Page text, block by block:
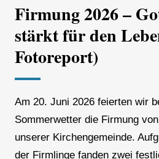
Firmung 2026 –
stärkt für den
Fotoreport)
Am 20. Juni 2026 feierten wir
Sommerwetter die Firmung
unserer Kirchengemeinde.
der Firmlinge fanden zwei